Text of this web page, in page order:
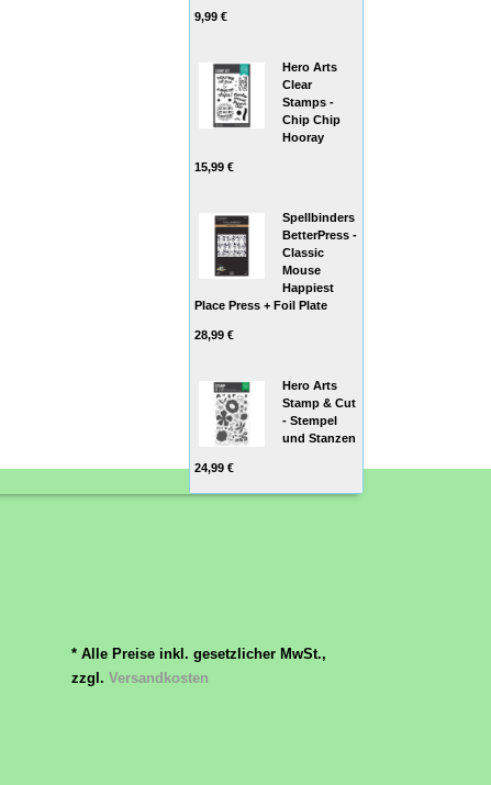
9,99 €
Hero Arts
Clear
Stamps -
Chip Chip
Hooray
15,99 €
Spellbinders
BetterPress -
Classic
Mouse
Happiest
Place Press + Foil Plate
28,99 €
Hero Arts
Stamp & Cut
- Stempel
und Stanzen
24,99 €
* Alle Preise inkl. gesetzlicher MwSt.,
zzgl. Versandkosten